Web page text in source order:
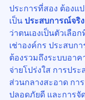
ประการที่สอง ต้องแ
เป็น ประสบการณ์จริง
ว่าตนเองเป็นตัวเลื
เช่าองค์กร ประสบก
ต้องรวมถึงระบบอาค
จ่ายโปร่งใส การปร
ส่วนกลางสะอาด กา
ปลอดภัยดี และการจั